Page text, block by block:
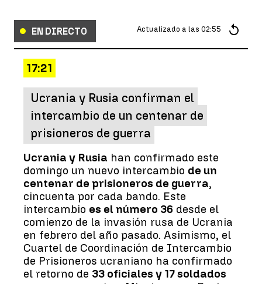
EN DIRECTO Actualizado a las 02:55
17:21
Ucrania y Rusia confirman el
intercambio de un centenar de
prisioneros de guerra
Ucrania y Rusia han confirmado este
domingo un nuevo intercambio de un
centenar de prisioneros de guerra,
cincuenta por cada bando. Este
intercambio es el número 36 desde el
comienzo de la invasión rusa de Ucrania
en febrero del año pasado. Asimismo, el
Cuartel de Coordinación de Intercambio
de Prisioneros ucraniano ha confirmado
el retorno de 33 oficiales y 17 soldados